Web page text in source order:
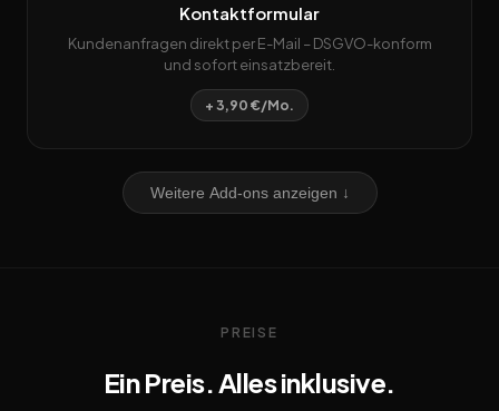
Kontaktformular
Kundenanfragen direkt per E-Mail – DSGVO-konform
und sofort einsatzbereit.
+ 3,90 €/Mo.
Weitere Add-ons anzeigen ↓
PREISE
Ein Preis. Alles inklusive.